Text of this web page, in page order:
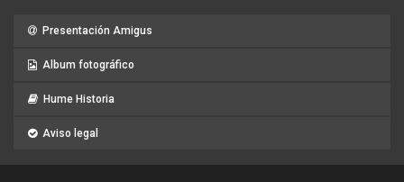
Presentación Amigus
Album fotográfico
Hume Historia
Aviso legal